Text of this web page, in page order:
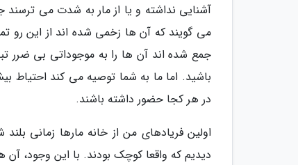
آشنایی نداشته و یا از مار به شدت می
می گویند که آن ها زخمی شده اند از این رو
جمع شده اند آن ها را به موجوداتی بی ضرر
باشید. اما ما به شما توصیه می کند احتیاط
در هر کجا حضور داشته باشند.
دیدیم که واقعا کوچک بودند. با این وجود، آن